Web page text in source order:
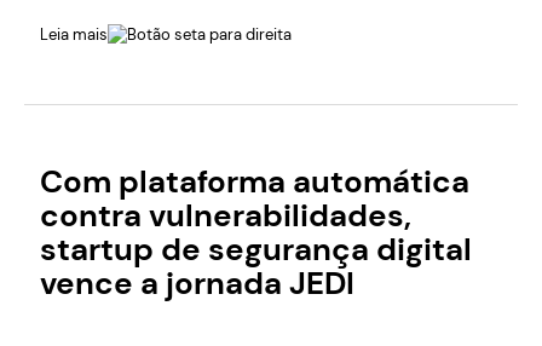
Leia mais
Com plataforma automática
contra vulnerabilidades,
startup de segurança digital
vence a jornada JEDI